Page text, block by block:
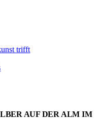
trifft
AUF DER ALM IM